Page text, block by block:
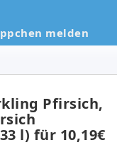
melden
Pfirsich,
l) für 10,19€